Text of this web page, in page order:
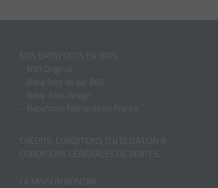
NOS BABYFOOTS EN BOIS
– B90 Original
– Baby foot de bar B60
– Baby-foot design
– Babyfoots fabriqués en France
CRÉDITS, CONDITIONS D'UTILISATION &
CONDITIONS GÉNÉRALES DE VENTES
LA MAISON BONZINI